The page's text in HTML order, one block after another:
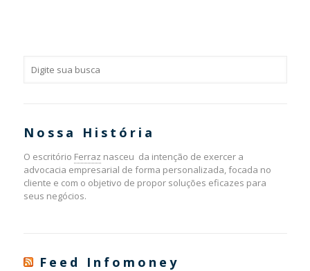
Nossa História
O escritório Ferraz nasceu da intenção de exercer a
advocacia empresarial de forma personalizada, focada no
cliente e com o objetivo de propor soluções eficazes para
seus negócios.
Feed Infomoney